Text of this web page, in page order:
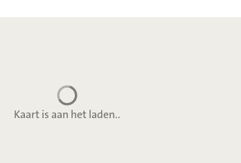
Kaart is aan het laden..